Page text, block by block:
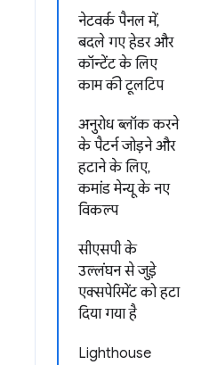
नेटवर्क पैनल में,
बदले गए हेडर और
कॉन्टेंट के लिए
काम की टूलटिप
अनुरोध ब्लॉक करने
के पैटर्न जोड़ने और
हटाने के लिए,
कमांड मेन्यू के नए
विकल्प
सीएसपी के
उल्लंघन से जुड़े
एक्सपेरिमेंट को हटा
दिया गया है
Lighthouse